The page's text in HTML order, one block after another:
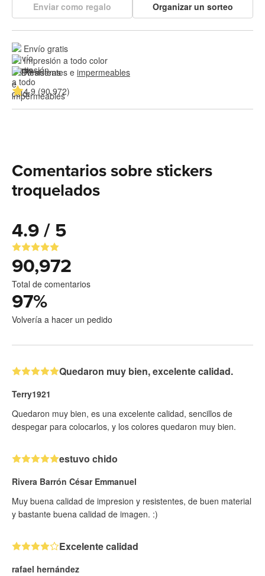
Enviar como regalo Organizar un sorteo
Envío gratis
Impresión a todo color
Resistentes e impermeables
4.9 (90,972)
Comentarios sobre stickers
troquelados
4.9 / 5
90,972
Total de comentarios
97%
Volvería a hacer un pedido
Quedaron muy bien, excelente calidad.
Terry1921
Quedaron muy bien, es una excelente calidad, sencillos de
despegar para colocarlos, y los colores quedaron muy bien.
estuvo chido
Rivera Barrón César Emmanuel
Muy buena calidad de impresion y resistentes, de buen material
y bastante buena calidad de imagen. :)
Excelente calidad
rafael hernández